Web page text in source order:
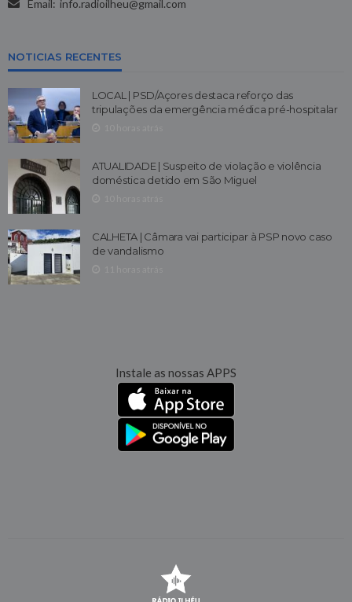
Email: info.radioilheu@gmail.com
NOTICIAS RECENTES
LOCAL | PSD/Açores destaca reforço das
tripulações da emergência médica pré-hospitalar
ATUALIDADE | Suspeito de violação e violência
doméstica detido em São Miguel
CALHETA | Câmara vai participar à PSP novo caso
de vandalismo
Instale as nossas APPS